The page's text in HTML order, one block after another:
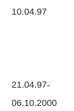
10.04.97
21.04.97-
06.10.2000